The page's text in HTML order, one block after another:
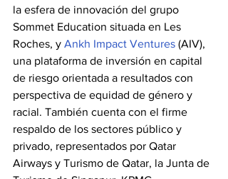
la esfera de innovación del grupo
Sommet Education situada en Les
Roches, y Ankh Impact Ventures (AIV),
una plataforma de inversión en capital
de riesgo orientada a resultados con
perspectiva de equidad de género y
racial. También cuenta con el firme
respaldo de los sectores público y
privado, representados por Qatar
Airways y Turismo de Qatar, la Junta de